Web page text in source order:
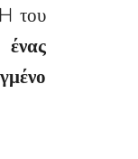
του